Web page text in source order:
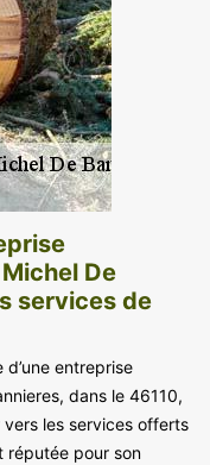
De
services de
entreprise
dans le 46110,
les services offerts
réputée pour son